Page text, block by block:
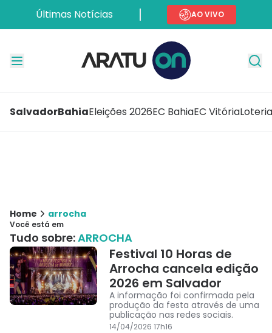
Últimas Notícias AO VIVO
SalvadorBahiaEleições 2026EC BahiaEC Vitória
Home arrocha
Você está em
Tudo sobre:ARROCHA
Festival 10 Horas de
Arrocha cancela edição
2026 em Salvador
A informação foi confirmada pela
produção da festa através de uma
publicação nas redes sociais.
14/04/2026 17h16